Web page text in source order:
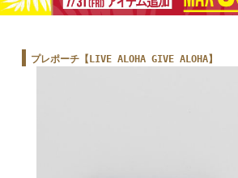
プレポーチ【LIVE ALOHA GIVE ALOHA】